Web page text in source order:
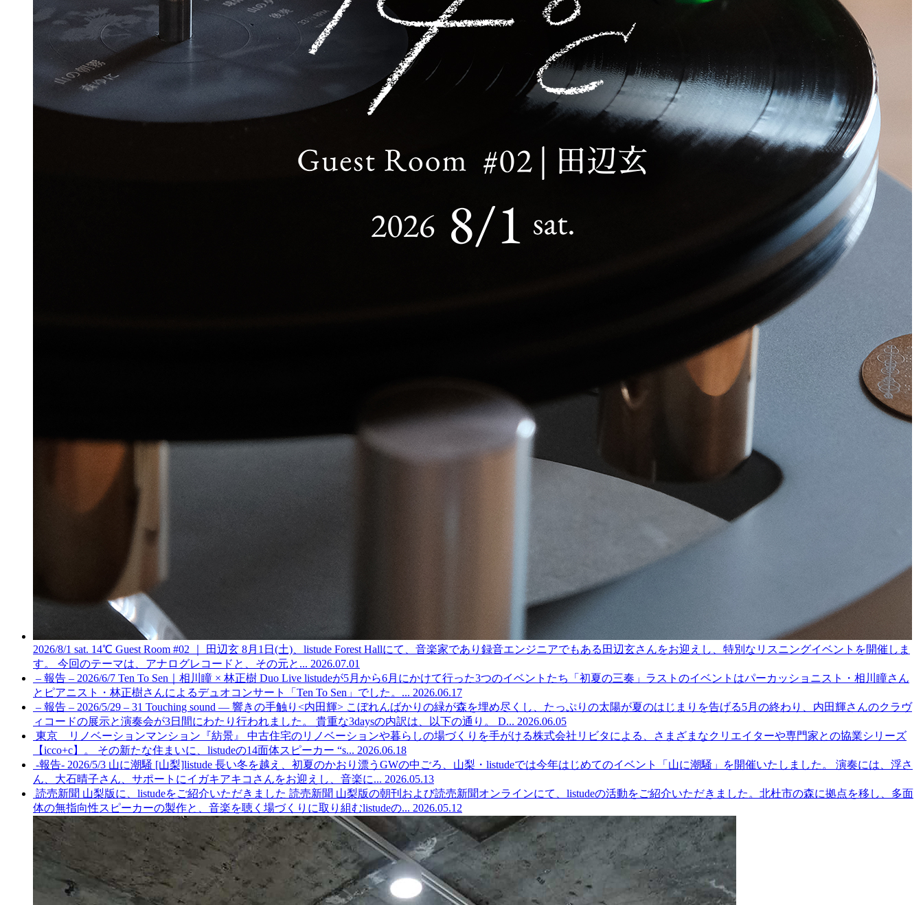
2026/8/1 sat. 14℃ Guest Room #02 ｜ 田辺玄 8月1日(土)、listude Forest Hallにて、音楽家であり録音エンジニアでもある田辺玄さんをお迎えし、特別なリスニングイベントを開催しま
す。 今回のテーマは、アナログレコードと、その元と... 2026.07.01
– 報告 – 2026/6/7 Ten To Sen｜相川瞳 × 林正樹 Duo Live listudeが5月から6月にかけて行った3つのイベントたち「初夏の三奏」ラストのイベントはパーカッショニスト・相川瞳さん
とピアニスト・林正樹さんによるデュオコンサート「Ten To Sen」でした。... 2026.06.17
– 報告 – 2026/5/29 – 31 Touching sound — 響きの手触り<内田輝> こぼれんばかりの緑が森を埋め尽くし、たっぷりの太陽が夏のはじまりを告げる5月の終わり、内田輝さんのクラヴ
ィコードの展示と演奏会が3日間にわたり行われました。 貴重な3daysの内訳は、以下の通り。 D... 2026.06.05
東京 リノベーションマンション『紡景』
中古住宅のリノベーションや暮らしの場づくりを手がける株式会社リビタによる、さまざまなクリエイターや専門家との協業シリーズ
【icco+c】。 その新たな住まいに、listudeの14面体スピーカー “s... 2026.06.18
-報告- 2026/5/3 山に潮騒 [山梨]listude 長い冬を越え、初夏のかおり漂うGWの中ごろ、山梨・listudeでは今年はじめてのイベント「山に潮騒」を開催いたしました。 演奏には、浮さ
ん、大石晴子さん、サポートにイガキアキコさんをお迎えし、音楽に... 2026.05.13
読売新聞 山梨版に、listudeをご紹介いただきました 読売新聞 山梨版の朝刊および読売新聞オンラインにて、listudeの活動をご紹介いただきました。北杜市の森に拠点を移し、多面
体の無指向性スピーカーの製作と、音楽を聴く場づくりに取り組むlistudeの... 2026.05.12